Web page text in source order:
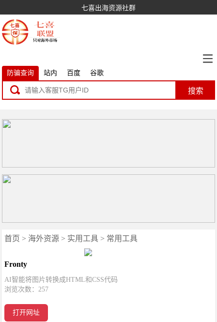
七喜出海资源社群
防骗查询 站内 百度 谷歌
搜索
首页 > 海外资源 > 实用工具 > 常用工具
Fronty
AI智能将图片转换成HTML和CSS代码
浏览次数：257
打开网址